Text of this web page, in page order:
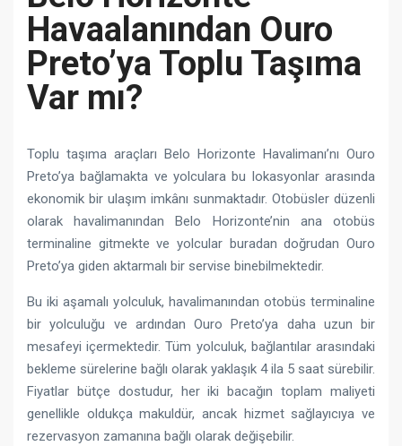
Havaalanından Ouro
Preto’ya Toplu Taşıma
Var mı?
Toplu taşıma araçları Belo Horizonte Havalimanı’nı Ouro
Preto’ya bağlamakta ve yolculara bu lokasyonlar arasında
ekonomik bir ulaşım imkânı sunmaktadır. Otobüsler düzenli
olarak havalimanından Belo Horizonte’nin ana otobüs
terminaline gitmekte ve yolcular buradan doğrudan Ouro
Preto’ya giden aktarmalı bir servise binebilmektedir.
Bu iki aşamalı yolculuk, havalimanından otobüs terminaline
bir yolculuğu ve ardından Ouro Preto’ya daha uzun bir
mesafeyi içermektedir. Tüm yolculuk, bağlantılar arasındaki
bekleme sürelerine bağlı olarak yaklaşık 4 ila 5 saat sürebilir.
Fiyatlar bütçe dostudur, her iki bacağın toplam maliyeti
genellikle oldukça makuldür, ancak hizmet sağlayıcıya ve
rezervasyon zamanına bağlı olarak değişebilir.